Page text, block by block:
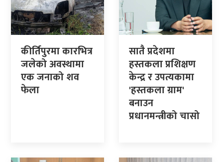
कीर्तिपुरमा कारभित्र
जलेको अवस्थामा
एक जनाको शव
फेला
सातै प्रदेशमा
हस्तकला प्रशिक्षण
केन्द्र र उपत्यकामा
'हस्तकला ग्राम'
बनाउन
प्रधानमन्त्रीको चासो